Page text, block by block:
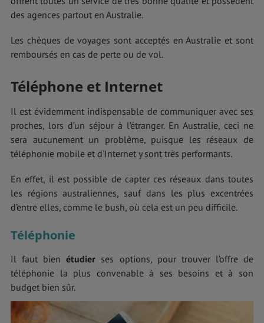
des agences partout en Australie.
Les chèques de voyages sont acceptés en Australie et sont
remboursés en cas de perte ou de vol.
Téléphone et Internet
Il est évidemment indispensable de communiquer avec ses
proches, lors d’un séjour à l’étranger. En Australie, ceci ne
sera aucunement un problème, puisque les réseaux de
téléphonie mobile et d’Internet y sont très performants.
En effet, il est possible de capter ces réseaux dans toutes
les régions australiennes, sauf dans les plus excentrées
d’entre elles, comme le bush, où cela est un peu difficile.
Téléphonie
Il faut bienétudier ses options, pour trouver l’offre de
téléphonie la plus convenable à ses besoins et à son
budget bien sûr.